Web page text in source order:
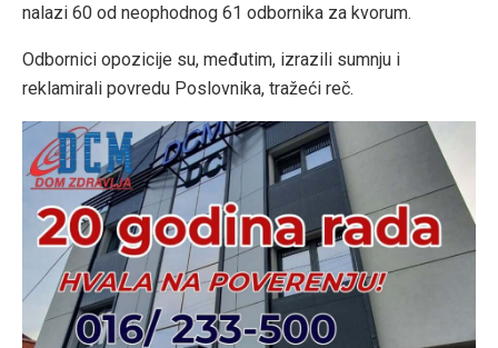
nalazi 60 od neophodnog 61 odbornika za kvorum.
Odbornici opozicije su, međutim, izrazili sumnju i
reklamirali povredu Poslovnika, tražeći reč.